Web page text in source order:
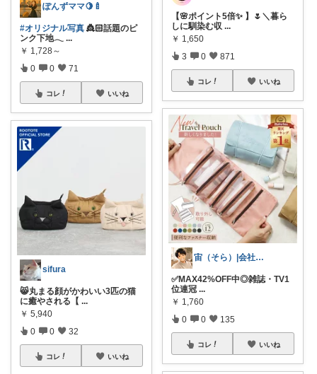
ぽんずママ🍋🍼
#オリジナル写真 👸🏻話題のピ
ンク下地𓂃 ...
￥ 1,728～
0 0 71
コレ いいね
sifura
😸丸まる顔がかわいい3匹の猫
に癒やされる【 ...
￥ 5,940
0 0 32
コレ いいね
【🌸ポイント5倍✨ 】🌷＼暮ら
しに馴染む収 ...
￥ 1,650
3 0 871
コレ いいね
宙（そら）|会社に依存せず暮らしたい
✅MAX42%OFF中◎雑誌・TV1
位連冠 ...
￥ 1,760
0 0 135
コレ いいね